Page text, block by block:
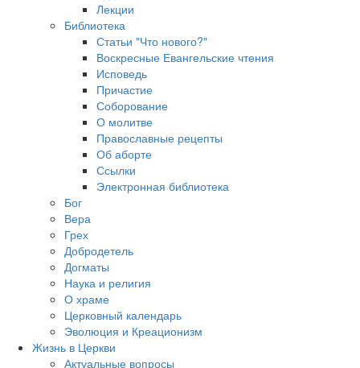
Лекции
Библиотека
Статьи "Что нового?"
Воскресные Евангельские чтения
Исповедь
Причастие
Соборование
О молитве
Православные рецепты
Об аборте
Ссылки
Электронная библиотека
Бог
Вера
Грех
Добродетель
Догматы
Наука и религия
О храме
Церковный календарь
Эволюция и Креационизм
Жизнь в Церкви
Актуальные вопросы